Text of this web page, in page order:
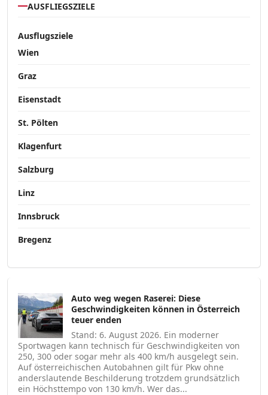
AUSFLIEGSZIELE
Ausflugsziele
Wien
Graz
Eisenstadt
St. Pölten
Klagenfurt
Salzburg
Linz
Innsbruck
Bregenz
Auto weg wegen Raserei: Diese
Geschwindigkeiten können in Österreich
teuer enden
Stand: 6. August 2026. Ein moderner
Sportwagen kann technisch für Geschwindigkeiten von
250, 300 oder sogar mehr als 400 km/h ausgelegt sein.
Auf österreichischen Autobahnen gilt für Pkw ohne
anderslautende Beschilderung trotzdem grundsätzlich
ein Höchsttempo von 130 km/h. Wer das...